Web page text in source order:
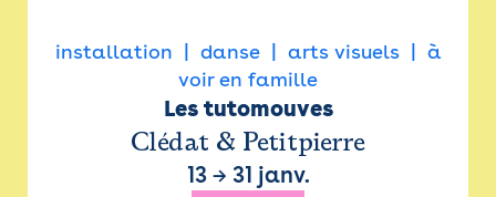
installation danse arts visuels
à
voir en famille
Les tutomouves
Clédat & Petitpierre
13→ 31 janv.